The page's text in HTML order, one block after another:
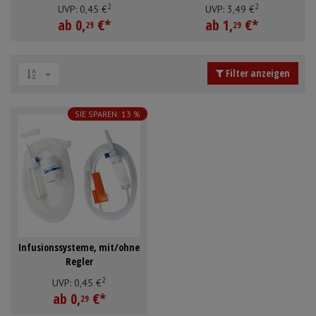
Schürzen
Mundpflege &
Anmelden | Registrieren
UVP: 0,45 €2
ab 0,29 €*
UVP: 3,49 €2
ab 1,29 €*
Filter anzeigen
Infusionssysteme, mit/ohne
Regler
UVP: 0,45 €2
ab 0,29 €*
SIE SPAREN: 13 %